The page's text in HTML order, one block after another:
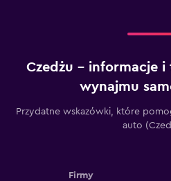
Czedżu – informacje
wynajmu
Przydatne wskazówki, które
auto
Firmy